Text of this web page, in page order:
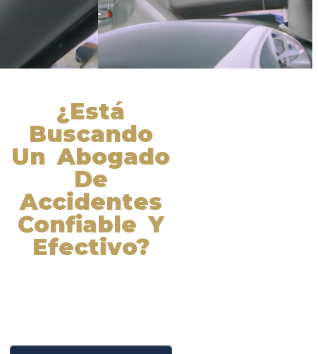
¿Está
Buscando
Un Abogado
De
Accidentes
Confiable Y
Efectivo?